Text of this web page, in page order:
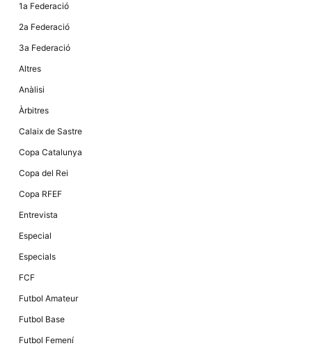
1a Federació
2a Federació
3a Federació
Altres
Anàlisi
Àrbitres
Calaix de Sastre
Copa Catalunya
Copa del Rei
Copa RFEF
Entrevista
Especial
Especials
FCF
Futbol Amateur
Futbol Base
Futbol Femení